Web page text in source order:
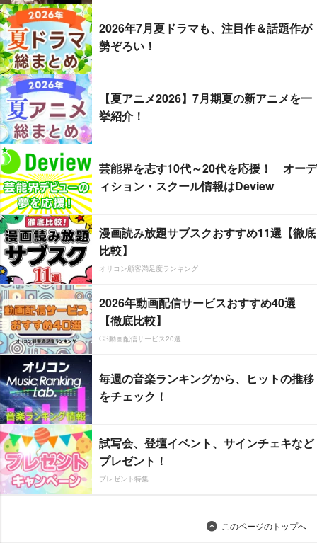
2026年7月夏ドラマも、注目作＆話題作が
勢ぞろい！
【夏アニメ2026】7月期夏の新アニメを一
挙紹介！
芸能界を志す10代～20代を応援！ オーデ
ィション・スクール情報はDeview
漫画読み放題サブスクおすすめ11選【徹底
比較】
オリコン顧客満足度ランキング
2026年動画配信サービスおすすめ40選
【徹底比較】
CS動画配信サービス20選
毎週の音楽ランキングから、ヒットの推移
をチェック！
試写会、登壇イベント、サインチェキなど
プレゼント！
プレゼント特集
このページのトップへ